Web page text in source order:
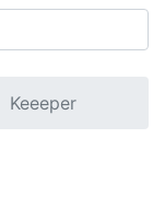
Keeeper